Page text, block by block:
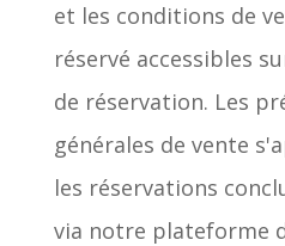
et les conditions de
réservé accessibles
de réservation. Les
générales de vente
les réservations
via notre plateforme